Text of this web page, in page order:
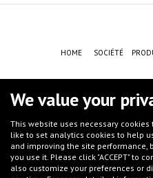
HOME SOCIÉTÉ
CASE HISTORY F.A.Q.
We value your
This website uses necessary
like to set analytics cookies to help
and improving the site
you use it. Please click "ACCEPT" to
also customize your preferences or